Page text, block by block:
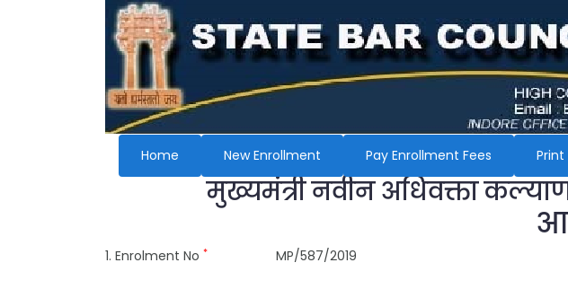
Home New Enrollment Pay Enrollment Fees Print
मुख्यमंत्री नवीन अधिवक्ता
1. Enrolment No * MP/587/2019